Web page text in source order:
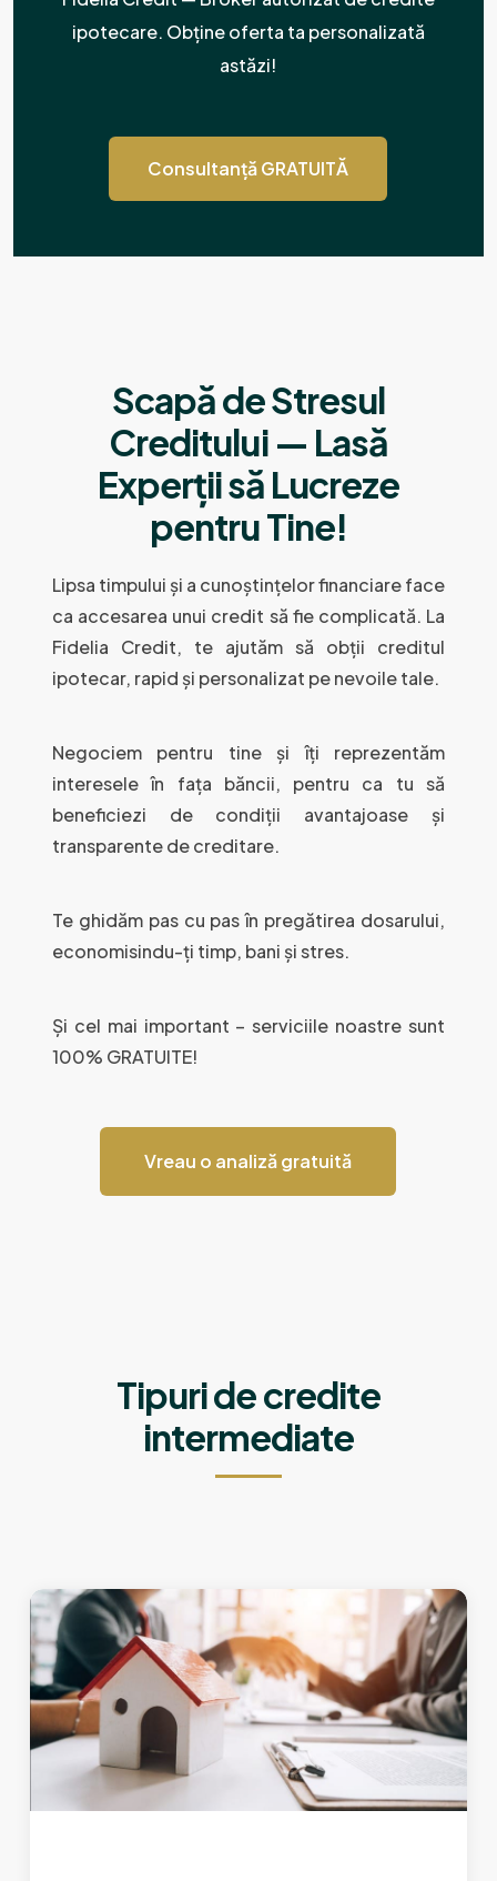
ipotecare. Obține oferta ta personalizată
astăzi!
Consultanță GRATUITĂ
Scapă de Stresul
Creditului — Lasă
Experții să Lucreze
pentru Tine!
Lipsa timpului și a cunoștințelor financiare face
ca accesarea unui credit să fie complicată. La
Fidelia Credit, te ajutăm să obții creditul
ipotecar, rapid și personalizat pe nevoile tale.
Negociem pentru tine și îți reprezentăm
interesele în fața băncii, pentru ca tu să
beneficiezi de condiții avantajoase și
transparente de creditare.
Te ghidăm pas cu pas în pregătirea dosarului,
economisindu-ți timp, bani și stres.
Și cel mai important – serviciile noastre sunt
100% GRATUITE!
Vreau o analiză gratuită
Tipuri de credite
intermediate